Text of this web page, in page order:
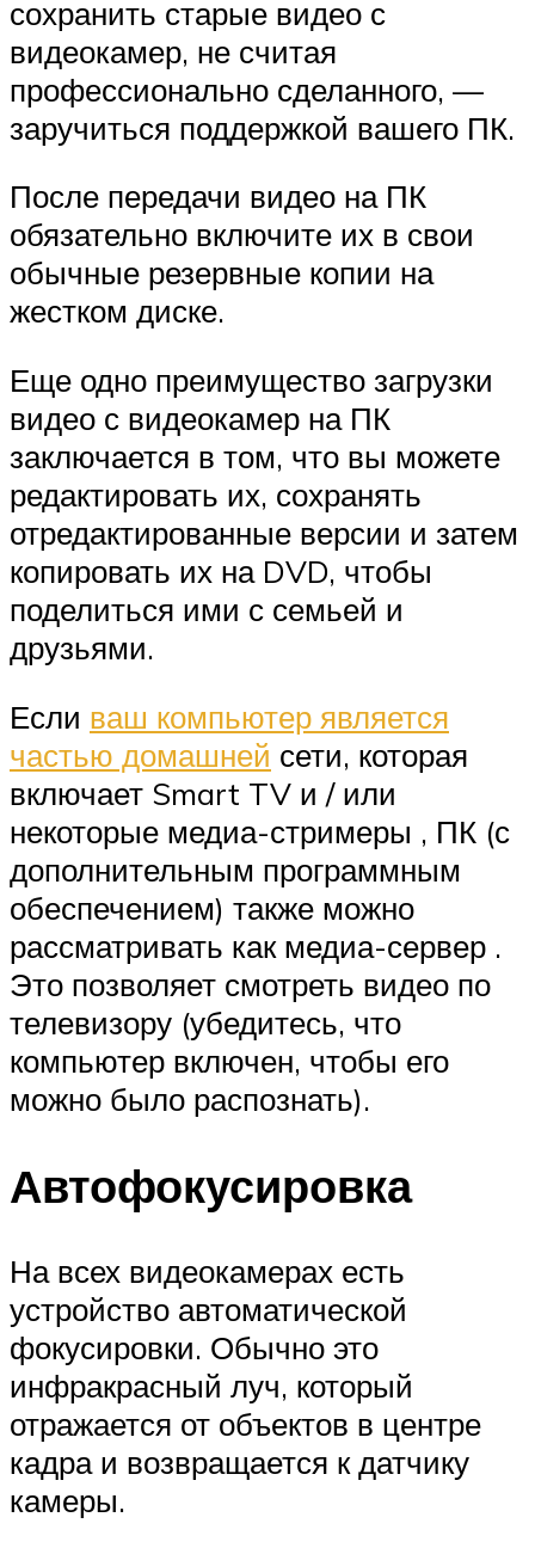
сохранить старые видео с
видеокамер, не считая
профессионально сделанного, —
заручиться поддержкой вашего ПК.
После передачи видео на ПК
обязательно включите их в свои
обычные резервные копии на
жестком диске.
Еще одно преимущество загрузки
видео с видеокамер на ПК
заключается в том, что вы можете
редактировать их, сохранять
отредактированные версии и затем
копировать их на DVD, чтобы
поделиться ими с семьей и
друзьями.
Если ваш компьютер является
частью домашней сети, которая
включает Smart TV и / или
некоторые медиа-стримеры , ПК (с
дополнительным программным
обеспечением) также можно
рассматривать как медиа-сервер .
Это позволяет смотреть видео по
телевизору (убедитесь, что
компьютер включен, чтобы его
можно было распознать).
Автофокусировка
На всех видеокамерах есть
устройство автоматической
фокусировки. Обычно это
инфракрасный луч, который
отражается от объектов в центре
кадра и возвращается к датчику
камеры.